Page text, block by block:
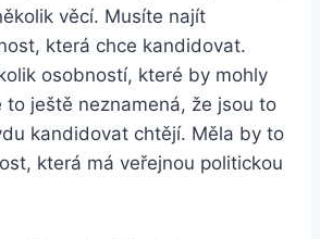
věcí. Musíte najít
která chce kandidovat.
osobností, které by mohly
to ještě neznamená, že jsou to
kandidovat chtějí. Měla by to
která má veřejnou politickou